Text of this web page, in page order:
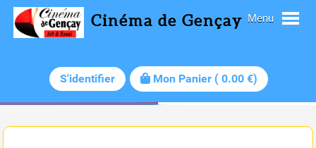
Cinéma de Gençay
S'identifier Mon Panier (0.00 €)
Menu